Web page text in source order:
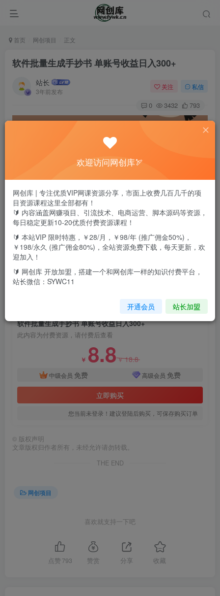
首页 网创项目 正文
软件批量生成手抄书 单账号收益日入300+
站长
3年前发布
关注 私信
0 3432 793
内容介绍：利用软件批量生成手抄书、抄故事、抄句子一天
单账号日入300+，我们把抄书的作品发布到自媒体平台今日
头条，平台给我们收益，核心利用软件批量生成手抄书赚取
收益，不封号，不违规
软件批量生成手抄书 单账号收益日入300+
此内容为付费资源，请付费后查看
￥ 8.8￥18.8
中级会员 免费 高级会员 免费
立即购买
您当前未登录！建议登陆后购买，可保存购买订单
© 版权声明
文章版权归作者所有，未经允许请勿转载。
THE END
网创项目
喜欢就支持一下吧
点赞 793 赞赏 分享 收藏
欢迎访问网创库🏹
网创库 | 专注优质VIP网课资源分享，市面上收费几百几千的项
目资源课程这里全部都有！
🔰 内容涵盖网赚项目、引流技术、电商运营、脚本源码等资源，
每日稳定更新10-20优质付费资源课程！
🔰 本站VIP 限时特惠，￥28/月，￥98/年 (推广佣金50%)，
￥198/永久 (推广佣金80%)，全站资源免费下载，每天更新，欢
迎加入！
🔰 网创库 开放加盟，搭建一个和网创库一样的知识付费平台，
站长微信：SYWC11
开通会员 站长加盟